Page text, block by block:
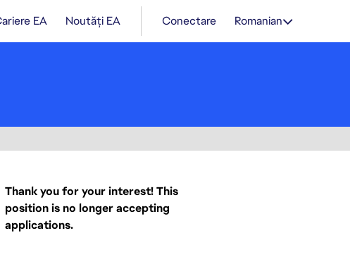
EA Noutăți EA Conectare Romanian
Thank you for your interest! This
position is no longer accepting
applications.